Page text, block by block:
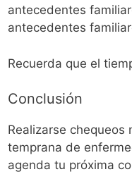
antecedentes
antecedentes
Recuerda que el
Conclusión
Realizarse
temprana de
agenda tu próxima